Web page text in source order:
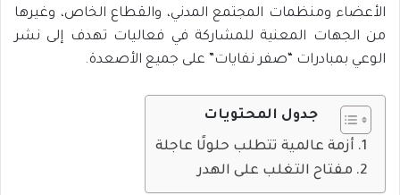
الأعضاء ومنظمات المجتمع المدني، والقطاع الخاص، وغيرها
من الجهات المعنية للمشاركة في فعاليات تهدف إلى نشر
الوعي بمبادرات “صفر نفايات” على جميع الأصعدة.
جدول المحتويات
أزمة عالمية تتطلب حلولًا عاجلة
مفتاح التغلب على الهدر